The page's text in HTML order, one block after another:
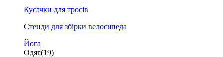
Кусачки для тросів
Стенди для збірки велосипеда
Йога
Одяг(19)